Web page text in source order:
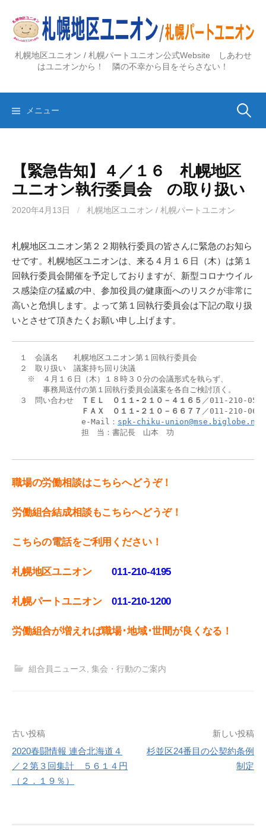
ス
札幌地区ユニオン / 札幌パートユニオン公式Website しあわせ
はユニオンから！ 隣の不幸から目をそらさない！
メニュー 検
【緊急告知】４／１６ 札幌地区
ユニオン執行委員会 の取り扱い
2020年4月13日 / 札幌地区ユニオン / 札幌パートユニオン
札幌地区ユニオン第２２期執行委員の皆さんに緊急のお知ら
せです。札幌地区ユニオンは、来る４月１６日（木）は第１
回執行委員会開催を予定しておりますが、新型コロナウイル
ス感染症の猛威の中、参加役員の健康面へのリスクが非常に
高いと危惧します。よって第１回執行委員会は下記の取り扱
いとさせて頂きたくお願い申し上げます。
１　会議名　　札幌地区ユニオン第１回執行委員会
２　取り扱い　議案持ち回り決議
※　４月１６日（木）１８時３０分の会議形式を執らず、
事務局送付の第１回執行委員会議案を各自ご検討頂く。
３　問い合わせ
ＴＥＬ ０１１-２１０－４１６５ ／011-210-0505
ＦＡＸ
０１１-２１０－６６７７ ／011-210-0606
e-Mail： spk-chiku-
担　当：書記長　山本　功
職場の労働相談はこちらへどうぞ！
労働組合結成相談もこちらへどうぞ！
こちらの電話をご利用ください！
札幌地区ユニオン011-210-4195
札幌パートユニオン011‐210-1200
労働組合が増えれば職場･地域･世間が良くなる！
組合員ニュース 集会・行動のご案内
投
稿
ナ
古い投稿
2020春闘情報 連合北海道４
／２第３回集計 ５６１４円
（２．１９％）
新しい投稿
杉並区24番目の公契約条例
制定